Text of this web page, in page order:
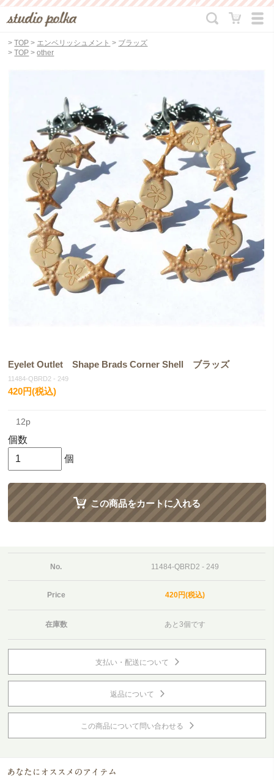
>TOP > エンベリッシュメント > ブラッズ
>TOP >other
Eyelet Outlet Shape Brads Corner Shell ブラッズ
11484-QBRD2 - 249
420円(税込)
12p
個数
個
この商品をカートに入れる
No. 11484-QBRD2 - 249
Price 420円(税込)
在庫数 あと3個です
支払い・配送について
返品について
この商品について問い合わせる